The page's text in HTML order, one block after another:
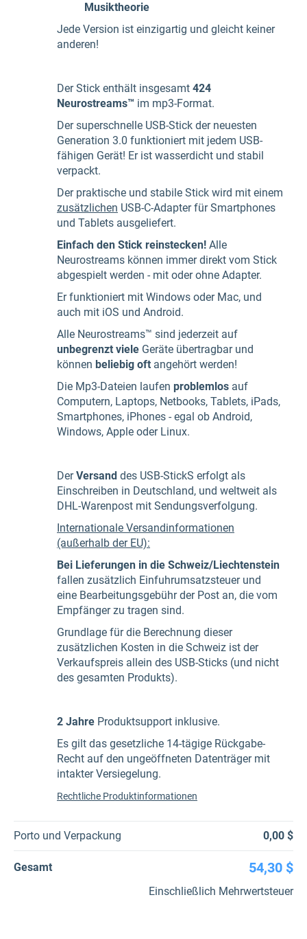
Musiktheorie
Jede Version ist einzigartig und gleicht keiner
anderen!
Der Stick enthält insgesamt 424
Neurostreams™ im mp3-Format.
Der superschnelle USB-Stick der neuesten
Generation 3.0 funktioniert mit jedem USB-
fähigen Gerät! Er ist wasserdicht und stabil
verpackt.
Der praktische und stabile Stick wird mit einem
zusätzlichen USB-C-Adapter für Smartphones
und Tablets ausgeliefert.
Einfach den Stick reinstecken! Alle
Neurostreams können immer direkt vom Stick
abgespielt werden - mit oder ohne Adapter.
Er funktioniert mit Windows oder Mac, und
auch mit iOS und Android.
Alle Neurostreams™ sind jederzeit auf
unbegrenzt viele Geräte übertragbar und
können beliebig oft angehört werden!
Die Mp3-Dateien laufen problemlos auf
Computern, Laptops, Netbooks, Tablets, iPads,
Smartphones, iPhones - egal ob Android,
Windows, Apple oder Linux.
DerVersand des USB-StickS erfolgt als
Einschreiben in Deutschland, und weltweit als
DHL-Warenpost mit Sendungsverfolgung.
Internationale Versandinformationen
(außerhalb der EU):
Bei Lieferungen in die Schweiz/Liechtenstein
fallen zusätzlich Einfuhrumsatzsteuer und
eine Bearbeitungsgebühr der Post an, die vom
Empfänger zu tragen sind.
Grundlage für die Berechnung dieser
zusätzlichen Kosten in die Schweiz ist der
Verkaufspreis allein des USB-Sticks (und nicht
des gesamten Produkts).
2 Jahre Produktsupport inklusive.
Es gilt das gesetzliche 14-tägige Rückgabe-
Recht auf den ungeöffneten Datenträger mit
intakter Versiegelung.
Rechtliche Produktinformationen
Porto und Verpackung 0,00 $
Gesamt 54,30 $
Einschließlich Mehrwertsteuer